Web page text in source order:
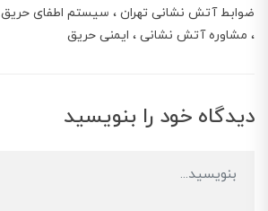
ضوابط آتش نشانی تهران
سیستم اطفای حریق
مشاوره آتش نشانی
ایمنی حریق
دیدگاه خود را بنویسید